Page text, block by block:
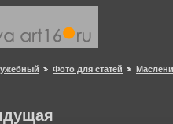
Фото для статей